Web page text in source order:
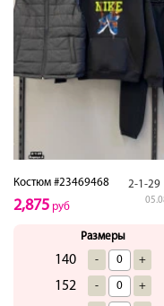
Костюм #23469468 2-1-29
2,875 руб
Размеры
140 - +
152 - +